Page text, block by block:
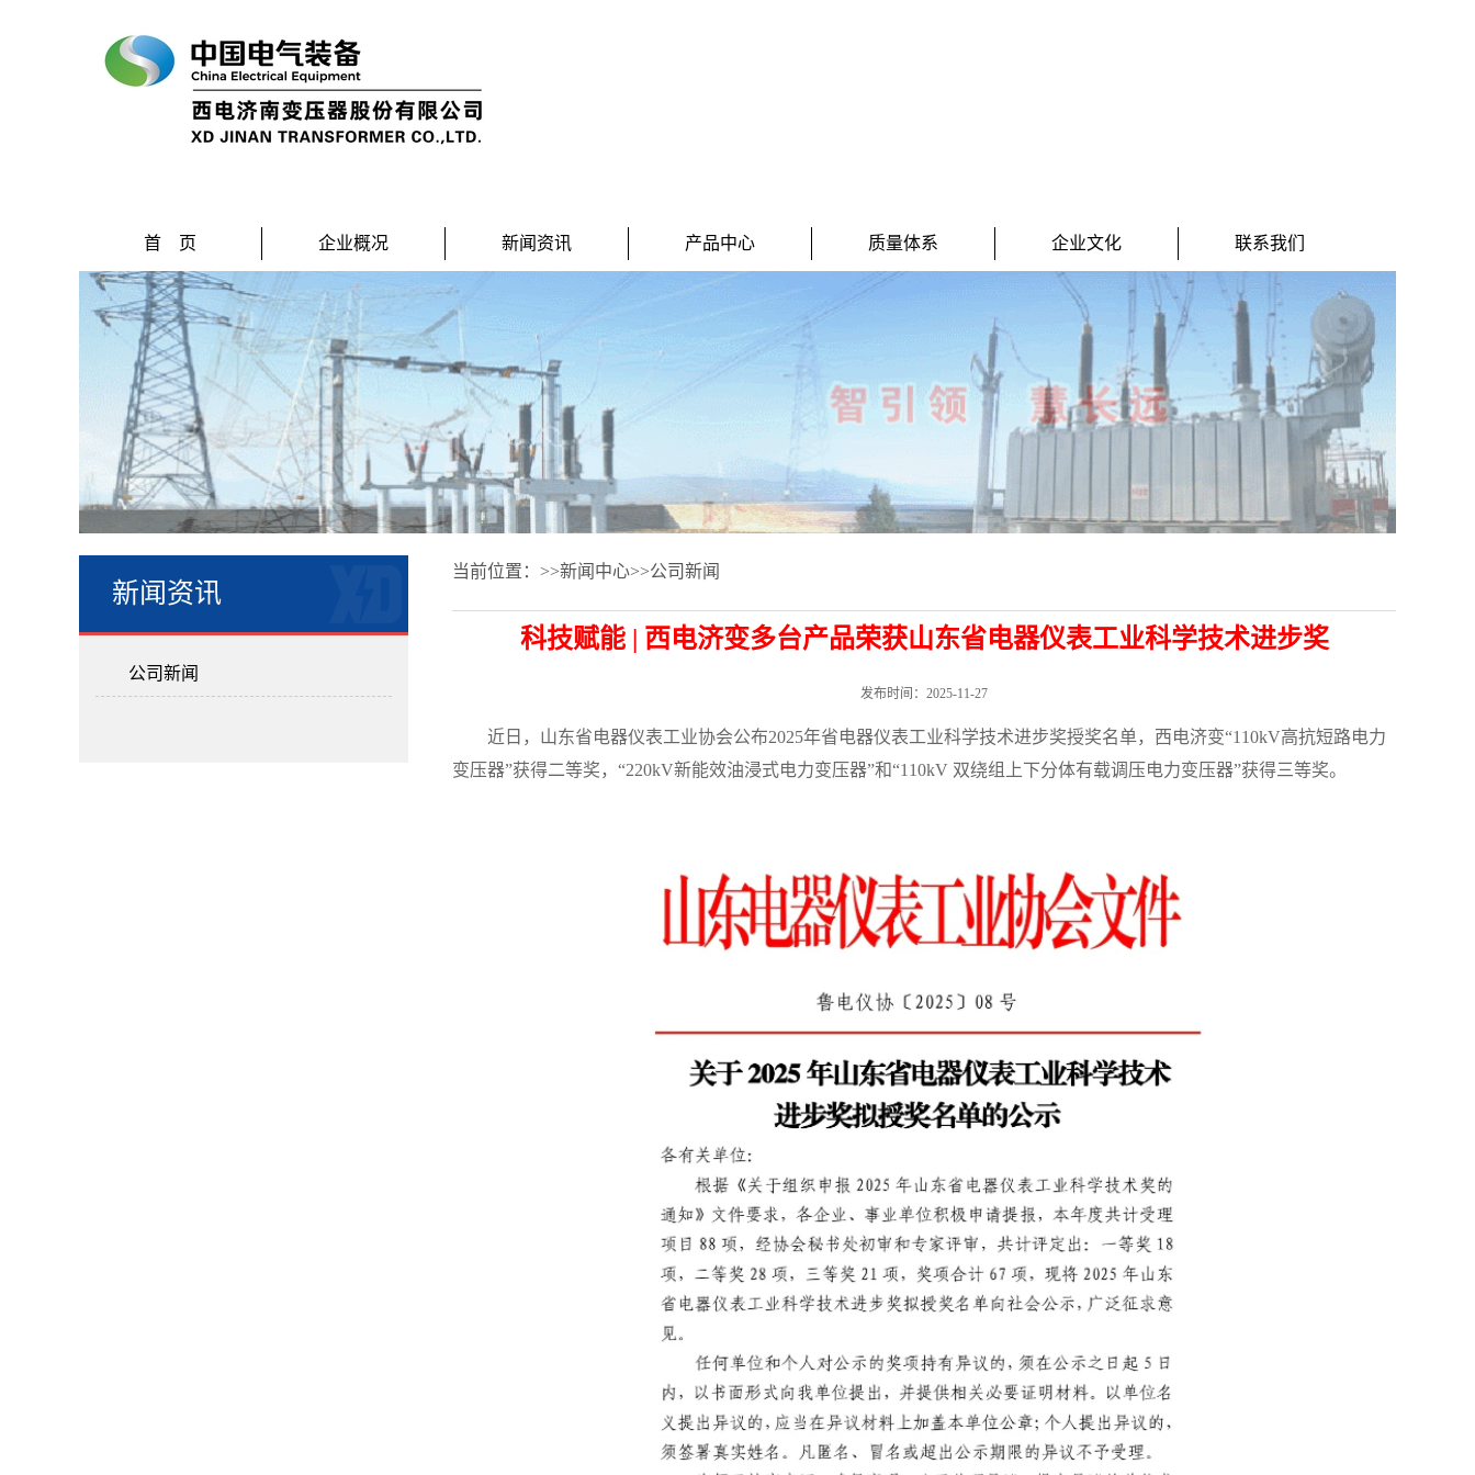
首 页 企业概况 新闻资讯 产品中心 质量体系 企业文化 联系我们
新闻资讯
公司新闻
当前位置：>>新闻中心>>公司新闻
科技赋能 | 西电济变多台产品荣获山东省电器仪表工业科学技术进步奖
发布时间：2025-11-27
近日，山东省电器仪表工业协会公布2025年省电器仪表工业科学技术进步奖授奖名单，西电济变“110kV高抗短路电力
变压器”获得二等奖，“220kV新能效油浸式电力变压器”和“110kV 双绕组上下分体有载调压电力变压器”获得三等奖。